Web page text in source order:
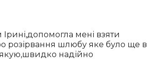
мені взяти
розірвання шлюбу яке було ще в
надійно